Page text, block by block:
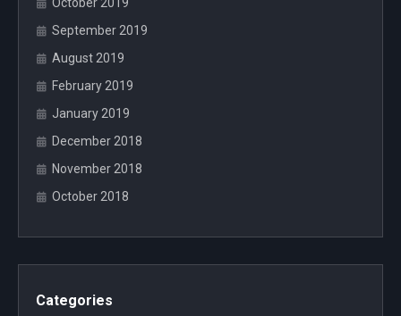
October 2019
September 2019
August 2019
February 2019
January 2019
December 2018
November 2018
October 2018
Categories